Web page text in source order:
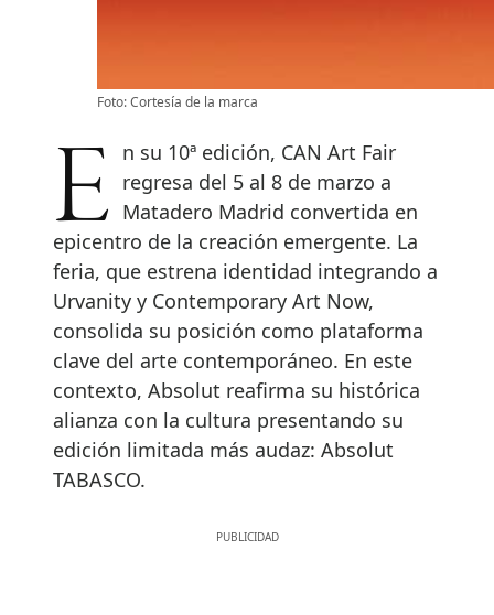
Foto: Cortesía de la marca
En su 10ª edición, CAN Art Fair regresa del 5 al 8 de marzo a
Matadero Madrid convertida en
epicentro de la creación emergente. La
feria, que estrena identidad integrando a
Urvanity y Contemporary Art Now,
consolida su posición como plataforma
clave del arte contemporáneo. En este
contexto, Absolut reafirma su histórica
alianza con la cultura presentando su
edición limitada más audaz: Absolut
TABASCO.